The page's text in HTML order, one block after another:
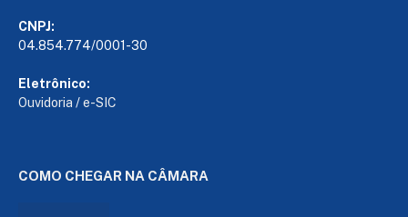
CNPJ:
04.854.774/0001-30
Eletrônico:
Ouvidoria /e-SIC
COMO CHEGAR NA CÂMARA